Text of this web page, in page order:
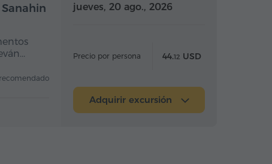
completo jueves, 20 ago., 2026
Precio por persona 44.12 USD
Adquirir excursión